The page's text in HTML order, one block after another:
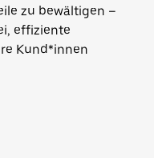
zu bewältigen –
effiziente
Kund*innen